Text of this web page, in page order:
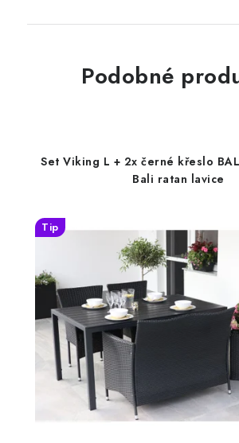
Podobné
Set Viking L + 2x černé křeslo
Bali ratan lavice
Tip